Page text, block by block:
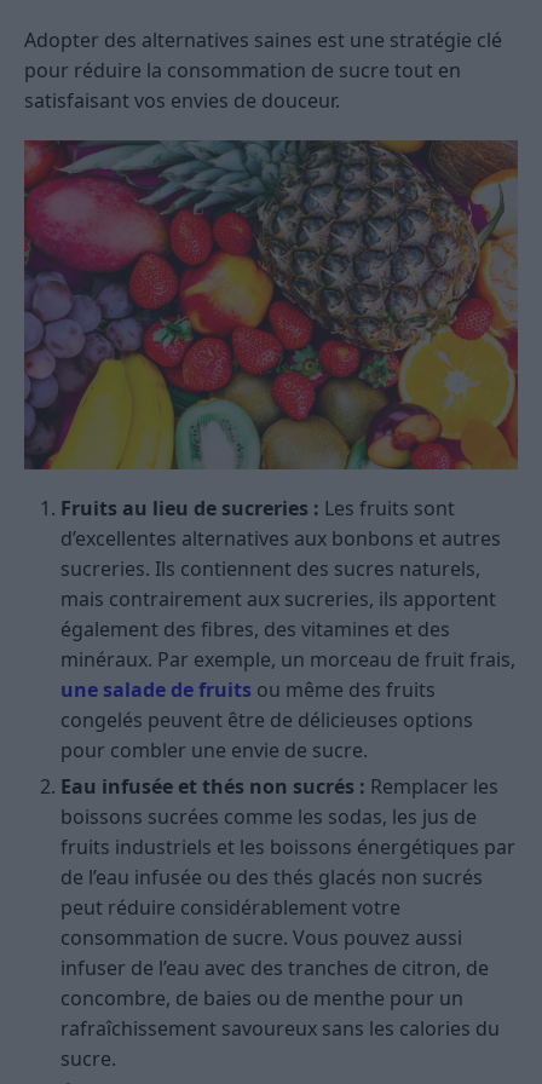
Adopter des alternatives saines est une stratégie clé
pour réduire la consommation de sucre tout en
satisfaisant vos envies de douceur.
Fruits au lieu de sucreries : Les fruits sont
d’excellentes alternatives aux bonbons et autres
sucreries. Ils contiennent des sucres naturels,
mais contrairement aux sucreries, ils apportent
également des fibres, des vitamines et des
minéraux. Par exemple, un morceau de fruit frais,
une salade de fruits ou même des fruits
congelés peuvent être de délicieuses options
pour combler une envie de sucre.
Eau infusée et thés non sucrés : Remplacer les
boissons sucrées comme les sodas, les jus de
fruits industriels et les boissons énergétiques par
de l’eau infusée ou des thés glacés non sucrés
peut réduire considérablement votre
consommation de sucre. Vous pouvez aussi
infuser de l’eau avec des tranches de citron, de
concombre, de baies ou de menthe pour un
rafraîchissement savoureux sans les calories du
sucre.